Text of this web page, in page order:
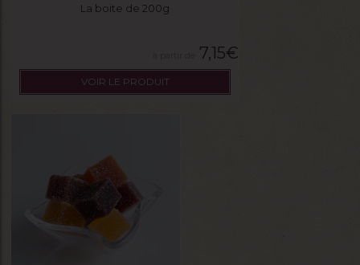
La boite de 200g
7,15€
VOIR LE PRODUIT